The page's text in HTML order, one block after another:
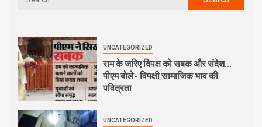
UNCATEGORIZED
राम के जरिए विपक्ष को सबक और संदेश…
पीएम बोले- विपक्षी सामाजिक भाव की
पवित्रता
UNCATEGORIZED